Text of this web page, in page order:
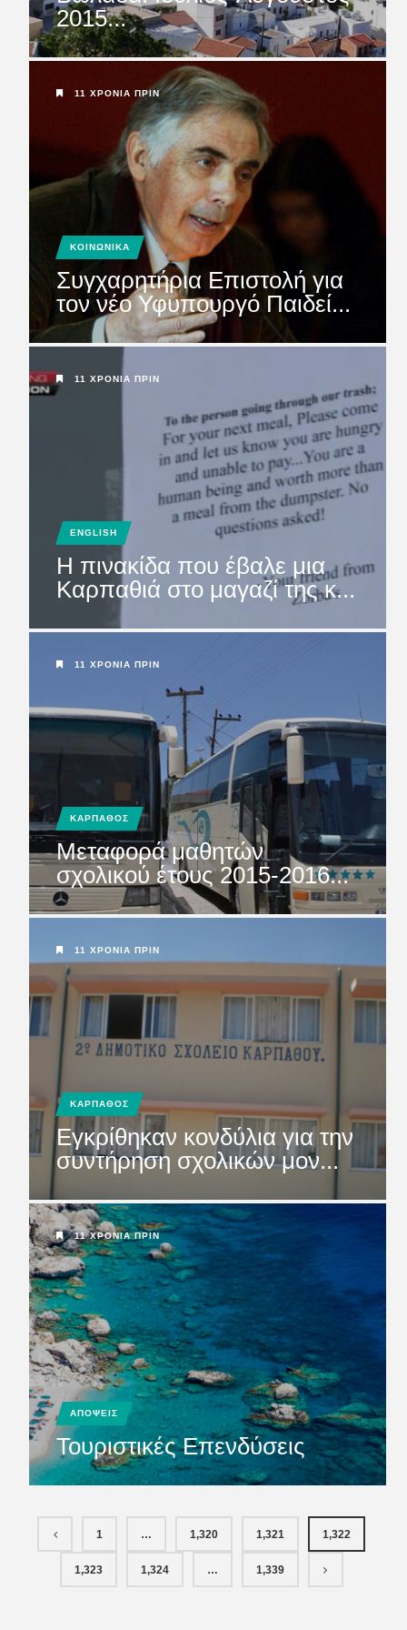
ΜΕΛΕΤΗ ΛΙΜΑΝΙΟΥ
ΚΑΡΠΑΘΟΥ: Να μη χαθεί
άσκοπα και ά...
2015...
11 ΧΡΌΝΙΑ ΠΡΙΝ
ΚΟΙΝΩΝΙΚΑ
Συγχαρητήρια Επιστολή για
τον νέο Υφυπουργό Παιδεί...
11 ΧΡΌΝΙΑ ΠΡΙΝ
ENGLISH
Η πινακίδα που έβαλε μια
Καρπαθιά στο μαγαζί της κ...
11 ΧΡΌΝΙΑ ΠΡΙΝ
ΚΑΡΠΑΘΟΣ
Μεταφορά μαθητών
σχολικού έτους 2015-2016...
11 ΧΡΌΝΙΑ ΠΡΙΝ
ΚΑΡΠΑΘΟΣ
Εγκρίθηκαν κονδύλια για την
συντήρηση σχολικών μον...
11 ΧΡΌΝΙΑ ΠΡΙΝ
ΑΠΟΨΕΙΣ
Τουριστικές Επενδύσεις
1 … 1,320 1,321 1,322
1,323 1,324 … 1,339